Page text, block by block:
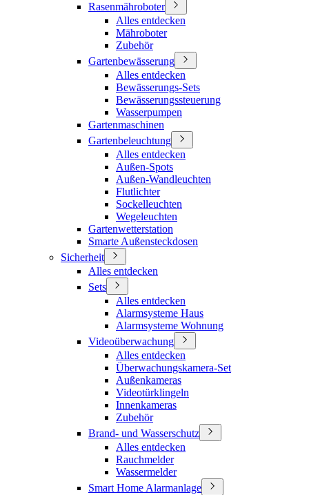
Rasenmähroboter
Alles entdecken
Mähroboter
Zubehör
Gartenbewässerung
Alles entdecken
Bewässerungs-Sets
Bewässerungssteuerung
Wasserpumpen
Gartenmaschinen
Gartenbeleuchtung
Alles entdecken
Außen-Spots
Außen-Wandleuchten
Flutlichter
Sockelleuchten
Wegeleuchten
Gartenwetterstation
Smarte Außensteckdosen
Sicherheit
Alles entdecken
Sets
Alles entdecken
Alarmsysteme Haus
Alarmsysteme Wohnung
Videoüberwachung
Alles entdecken
Überwachungskamera-Set
Außenkameras
Videotürklingeln
Innenkameras
Zubehör
Brand- und Wasserschutz
Alles entdecken
Rauchmelder
Wassermelder
Smart Home Alarmanlage